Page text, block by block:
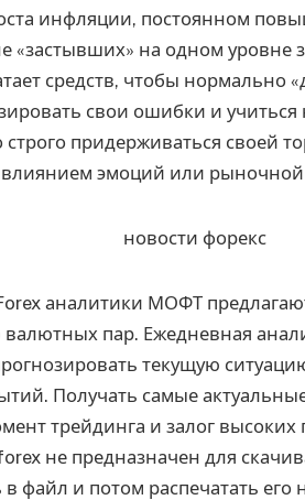
инфляции, постоянном
«застывших» на одном уровне
средств, чтобы нормально
свои ошибки и учиться
придерживаться своей
влиянием эмоций или
аналитики МОФТ
пар. Ежедневная
текущую
Получать самые
трейдинга и залог
не предназначен для
файл и потом распечатать